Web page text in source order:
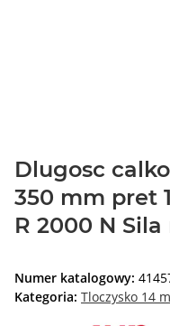
Dlugosc
350 mm pret
R 2000 N
Numer katalogowy:
Kategoria: Tloczysko 14